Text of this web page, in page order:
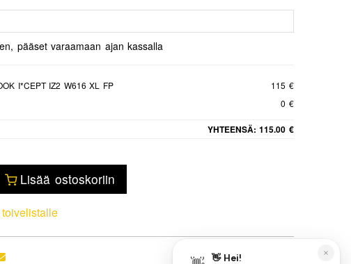
pääset varaamaan ajan kassalla
I*CEPT IZ2 W616 XL FP
115 €
0 €
YHTEENSÄ: 115.00 €
Lisää ostoskoriin